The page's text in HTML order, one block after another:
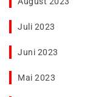
Juli 2023
Juni 2023
Mai 2023